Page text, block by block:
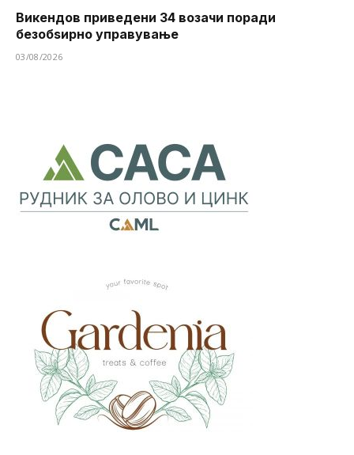
Викендов приведени 34 возачи поради
безобѕирно управување
03/08/2026